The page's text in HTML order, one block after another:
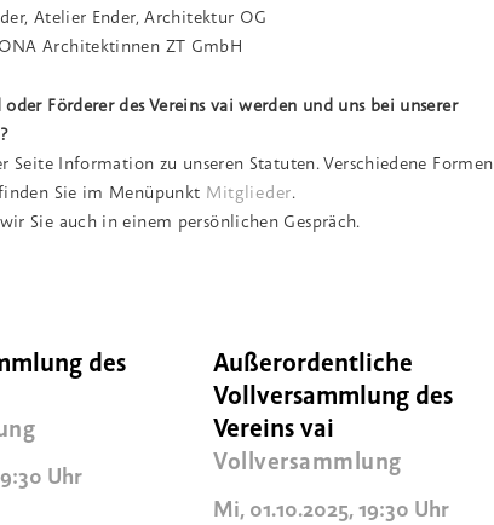
Atelier Ender, Architektur OG
Architektinnen ZT GmbH
Förderer des Vereins vai werden und uns bei unserer
Seite Information zu unseren Statuten. Verschiedene Formen
Sie im Menüpunkt Mitglieder.
Sie auch in einem persönlichen Gespräch.
des
Uhr
Außerordentliche
Vollversammlung des
Vereins vai
Vollversammlung
Mi, 01.10.2025,19:30 Uhr